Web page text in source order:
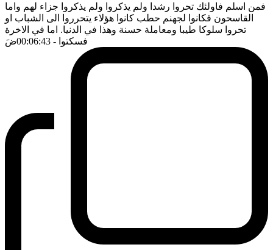
فمن اسلم فاولئك تحروا رشدا ولم يذكروا ولم يذكروا جزاء لهم واما
القاسحون فكانوا لجهنم حطب كانوا هؤلاء يتحرروا الى الشباب او
تحروا سلوكا طيبا ومعاملة حسنة وهذا في الدنيا. اما في الاخرة
فسكتوا - 00:06:43 ضَ